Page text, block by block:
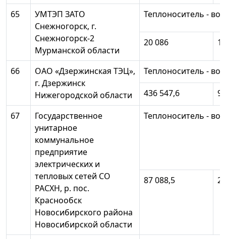
65
УМТЭП ЗАТО
Снежногорск, г.
Снежногорск-2
Мурманской области
Теплоноситель -
20 086
66
ОАО «Дзержинская ТЭЦ»,
г. Дзержинск
Нижегородской области
Теплоноситель -
436 547,6
67
Государственное
унитарное
коммунальное
предприятие
электрических и
тепловых сетей СО
РАСХН, р. пос.
Краснообск
Новосибирского района
Новосибирской области
Теплоноситель -
87 088,5